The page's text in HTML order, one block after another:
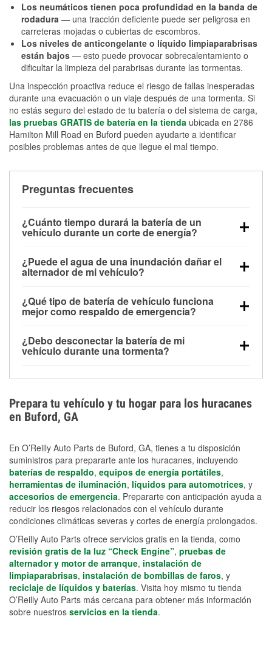
Los neumáticos tienen poca profundidad en la banda de
rodadura — una tracción deficiente puede ser peligrosa en
carreteras mojadas o cubiertas de escombros.
Los niveles de anticongelante o líquido limpiaparabrisas
están bajos — esto puede provocar sobrecalentamiento o
dificultar la limpieza del parabrisas durante las tormentas.
Una inspección proactiva reduce el riesgo de fallas inesperadas
durante una evacuación o un viaje después de una tormenta. Si
no estás seguro del estado de tu batería o del sistema de carga,
las pruebas GRATIS de batería en la tienda ubicada en 2786
Hamilton Mill Road en Buford pueden ayudarte a identificar
posibles problemas antes de que llegue el mal tiempo.
Preguntas frecuentes
¿Cuánto tiempo durará la batería de un
vehículo durante un corte de energía?
alimentar pequeños accesorios durante un tiempo
limitado, pero el uso repetido sin conducir el vehículo
contar con un equipo de carga de respaldo para
cortes prolongados.
¿Puede el agua de una inundación dañar el
alternador de mi vehículo?
parte baja del compartimento del motor y pueden
dañarse si se sumergen, lo que puede provocar una
días después de la exposición.
¿Qué tipo de batería de vehículo funciona
mejor como respaldo de emergencia?
para aplicaciones de ciclo profundo porque son
selladas, resistentes a las vibraciones y más
¿Debo desconectar la batería de mi
vehículo durante una tormenta?
los daños por inundación. Evitar el agua estancada y
preparar opciones de carga de respaldo son
medidas de protección más efectivas.
Prepara tu vehículo y tu hogar para los huracanes
en Buford, GA
En O’Reilly Auto Parts de Buford, GA, tienes a tu disposición
suministros para prepararte ante los huracanes, incluyendo
baterías de respaldo, equipos de energía portátiles,
herramientas de iluminación, líquidos para automotrices, y
accesorios de emergencia. Prepararte con anticipación ayuda a
reducir los riesgos relacionados con el vehículo durante
condiciones climáticas severas y cortes de energía prolongados.
O’Reilly Auto Parts ofrece servicios gratis en la tienda, como
revisión gratis de la luz “Check Engine”, pruebas de
alternador y motor de arranque, instalación de
limpiaparabrisas, instalación de bombillas de faros, y
reciclaje de líquidos y baterías. Visita hoy mismo tu tienda
O’Reilly Auto Parts más cercana para obtener más información
sobre nuestros servicios en la tienda.